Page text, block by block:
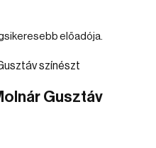
előadója.
Gusztáv